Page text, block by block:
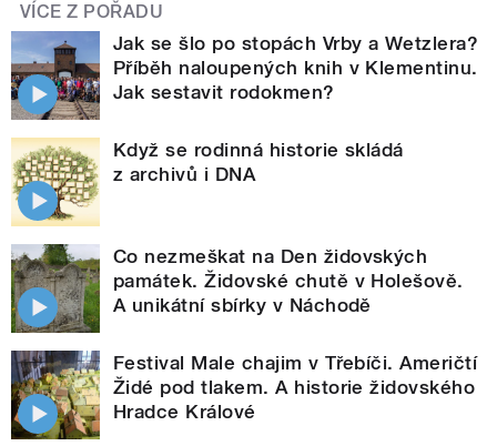
VÍCE Z POŘADU
Jak se šlo po stopách Vrby a Wetzlera?
Příběh naloupených knih v Klementinu.
Jak sestavit rodokmen?
Když se rodinná historie skládá
z archivů i DNA
Co nezmeškat na Den židovských
památek. Židovské chutě v Holešově.
A unikátní sbírky v Náchodě
Festival Male chajim v Třebíči. Američtí
Židé pod tlakem. A historie židovského
Hradce Králové